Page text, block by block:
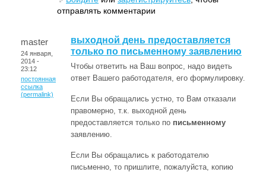
отправлять комментарии
master
24 января,
2014 -
23:12
постоянная
ссылка
(permalink)
выходной день предоставляется
только по письменному заявлению
Чтобы ответить на Ваш вопрос, надо видеть
ответ Вашего работодателя, его формулировку.
Если Вы обращались устно, то Вам отказали
правомерно, т.к. выходной день
предоставляется только по письменному
заявлению.
Если Вы обращались к работодателю
письменно, то пришлите, пожалуйста, копию